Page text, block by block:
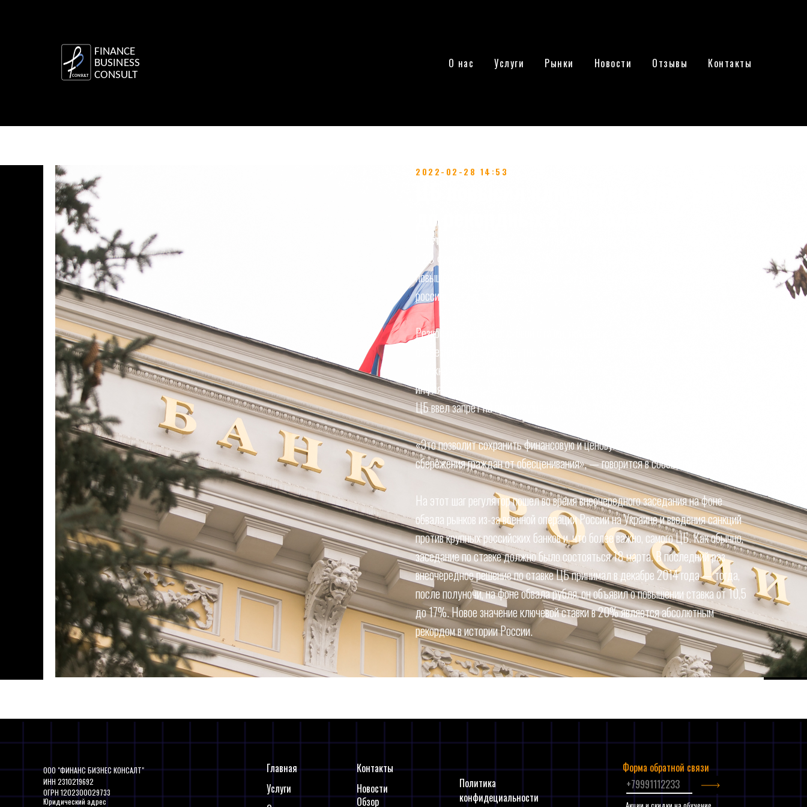
О нас Услуги Рынки Новости Отзывы Контакты
2022-02-28 14:53
до рекордных 20% годовых
Совет директоров Банка России принял решение о повышении ключевой ставки
с 28 февраля 2022 года с 9,5% до 20% годовых. Необходимость такого
повышения в ЦБ объясняли «кардинальным изменением» внешних условий для
российской экономики.
Резкое повышение ключевой ставки, пояснили в ЦБ, приведет к столь же
серьезному росту процентных ставок по депозитам в российских банках, что
должно компенсировать вкладчикам «возросшие девальвационные и
инфляционные риски».
ЦБ ввел запрет на продажу ценных бумаг, купленных в России, иностранцам.
«Это позволит сохранить финансовую и ценовую стабильность и защитить
сбережения граждан от обесценивания», — говорится в сообщении ЦБ.
На этот шаг регулятор пошел во время внеочередного заседания на фоне
обвала рынков из-за военной операции России на Украине и введения санкций
против крупных российских банков и, что более важно, самого ЦБ. Как обычно,
заседание по ставке должно было состояться 18 марта. В последний раз
внеочередное решение по ставке ЦБ принимал в декабре 2014 года — тогда,
после полуночи, на фоне обвала рубля, он объявил о повышении ставка от 10,5
до 17%. Новое значение ключевой ставки в 20% является абсолютным
рекордом в истории России.
Главная
Обзор
Контакты
Услуги
Политика
конфидециальности
Юридический адрес
ООО "ФИНАНС БИЗНЕС КОНСАЛТ"
ИНН 2310219692
ОГРН 1202300029733
Новости
Акции и скидки на обучение.
Форма обратной связи